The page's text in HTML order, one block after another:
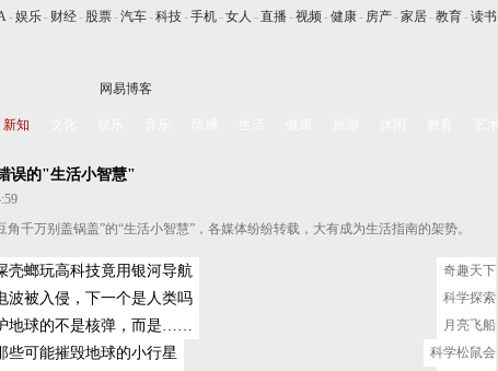
-娱乐- 财经- 股票-汽车-科技-手机-女人 -直播-视频-健康- 房产-家居-教育-读书
网易博客
新知
误的"生活小智慧"
角千万别盖锅盖”的“生活小智慧”，各媒体纷纷转载，大有成为生活指南的架势。
壳螂玩高科技竟用银河导航 奇趣天下
波被入侵，下一个是人类吗 科学探索
地球的不是核弹，而是…… 月亮飞船
些可能摧毁地球的小行星 科学松鼠会